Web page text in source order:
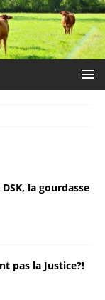
la gourdasse
pas la Justice?!